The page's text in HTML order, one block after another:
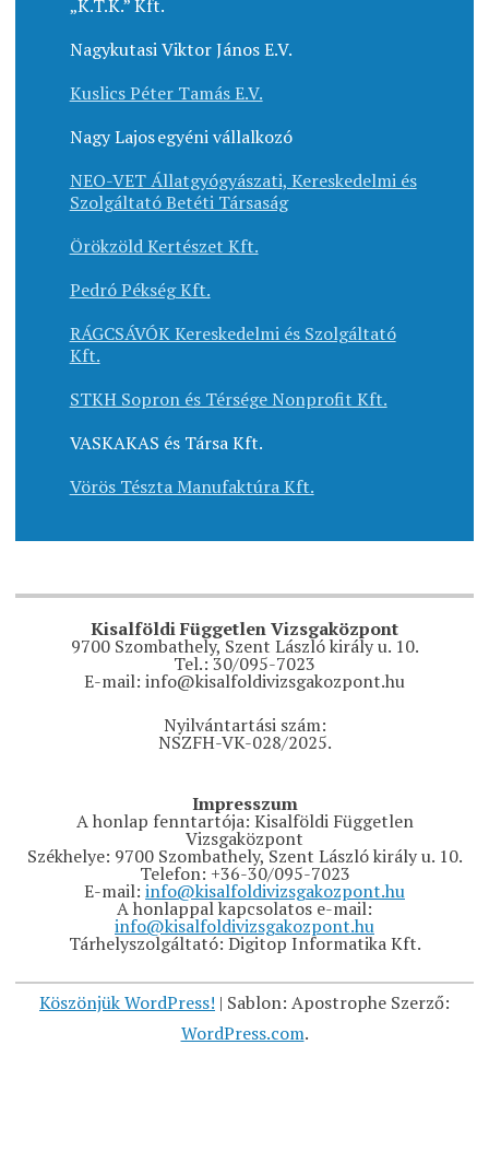
„K.T.K.” Kft.
Nagykutasi Viktor János E.V.
Kuslics Péter Tamás E.V.
Nagy Lajos egyéni vállalkozó
NEO-VET Állatgyógyászati, Kereskedelmi és
Szolgáltató Betéti Társaság
Örökzöld Kertészet Kft.
Pedró Pékség Kft.
RÁGCSÁVÓK Kereskedelmi és Szolgáltató
Kft.
STKH Sopron és Térsége Nonprofit Kft.
VASKAKAS és Társa Kft.
Vörös Tészta Manufaktúra Kft.
Kisalföldi Független Vizsgaközpont
9700 Szombathely, Szent László király u. 10.
Tel.: 30/095-7023
E-mail: info@kisalfoldivizsgakozpont.hu
Nyilvántartási szám:
NSZFH-VK-028/2025.
Impresszum
A honlap fenntartója: Kisalföldi Független
Vizsgaközpont
Székhelye: 9700 Szombathely, Szent László király u. 10.
Telefon: +36-30/095-7023
E-mail: info@kisalfoldivizsgakozpont.hu
A honlappal kapcsolatos e-mail:
info@kisalfoldivizsgakozpont.hu
Tárhelyszolgáltató: Digitop Informatika Kft.
Köszönjük WordPress! | Sablon: Apostrophe Szerző:
WordPress.com.